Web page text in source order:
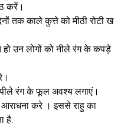
करें।
तक काले कुत्ते को मीठी रोटी ख
हो उन लोगों को नीले रंग के कपड़े
रंग के फूल अवश्य लगाएं।
करे । इससे राहु का
है.